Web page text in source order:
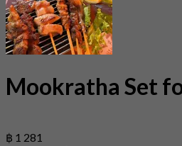
Mookratha Set
฿ 1 281